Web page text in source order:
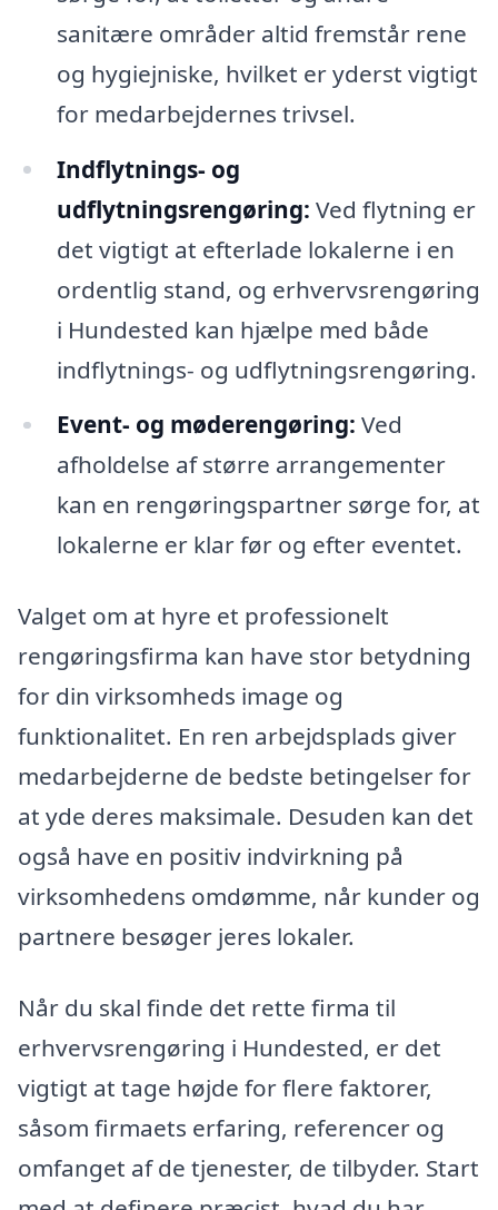
sanitære områder altid fremstår rene
og hygiejniske, hvilket er yderst vigtigt
for medarbejdernes trivsel.
Indflytnings- og
udflytningsrengøring: Ved flytning er
det vigtigt at efterlade lokalerne i en
ordentlig stand, og erhvervsrengøring
i Hundested kan hjælpe med både
indflytnings- og udflytningsrengøring.
Event- og møderengøring: Ved
afholdelse af større arrangementer
kan en rengøringspartner sørge for, at
lokalerne er klar før og efter eventet.
Valget om at hyre et professionelt
rengøringsfirma kan have stor betydning
for din virksomheds image og
funktionalitet. En ren arbejdsplads giver
medarbejderne de bedste betingelser for
at yde deres maksimale. Desuden kan det
også have en positiv indvirkning på
virksomhedens omdømme, når kunder og
partnere besøger jeres lokaler.
Når du skal finde det rette firma til
erhvervsrengøring i Hundested, er det
vigtigt at tage højde for flere faktorer,
såsom firmaets erfaring, referencer og
omfanget af de tjenester, de tilbyder. Start